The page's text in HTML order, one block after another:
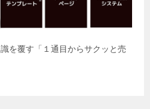
を覆す「１通目からサクッと売